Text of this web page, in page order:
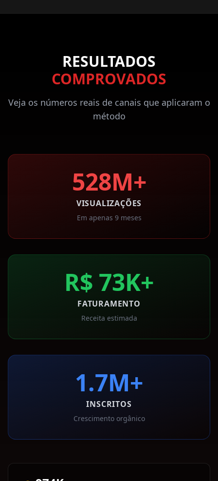
RESULTADOS
COMPROVADOS
Veja os números reais de canais que aplicaram o
método
528M+
VISUALIZAÇÕES
Em apenas 9 meses
R$ 73K+
FATURAMENTO
Receita estimada
1.7M+
INSCRITOS
Crescimento orgânico